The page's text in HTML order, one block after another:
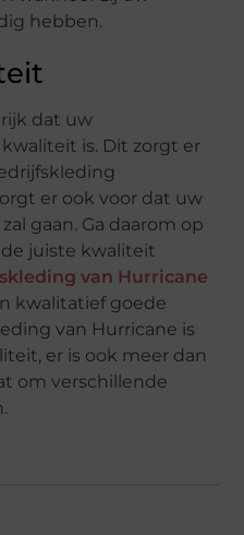
hebben.
dat uw
is. Dit zorgt er
er ook voor dat uw
gaan. Ga daarom op
juiste kwaliteit
van Hurricane
kwalitatief goede
van Hurricane is
er is ook meer dan
om verschillende